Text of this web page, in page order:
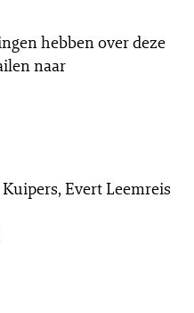
hebben over deze
naar
Evert Leemreis